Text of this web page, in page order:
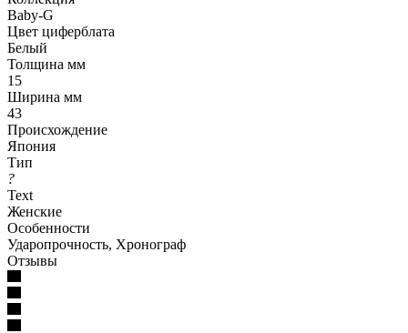
Baby-G
Цвет циферблата
Белый
Толщина мм
15
Ширина мм
43
Происхождение
Япония
Тип
?
Text
Женские
Особенности
Ударопрочность, Хронограф
Отзывы